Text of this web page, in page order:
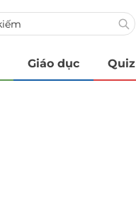
Giáo dục Quiz